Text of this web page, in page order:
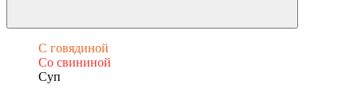
С говядиной
Со свининой
Суп